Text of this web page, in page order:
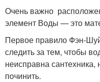
Очень важно
элемент Воды — это
Первое правило Фэн-
следить за тем, чтобы
неисправна
починить.